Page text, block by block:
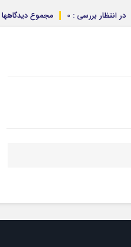
مجموع دیدگاهها در انتظار بررسی : 0